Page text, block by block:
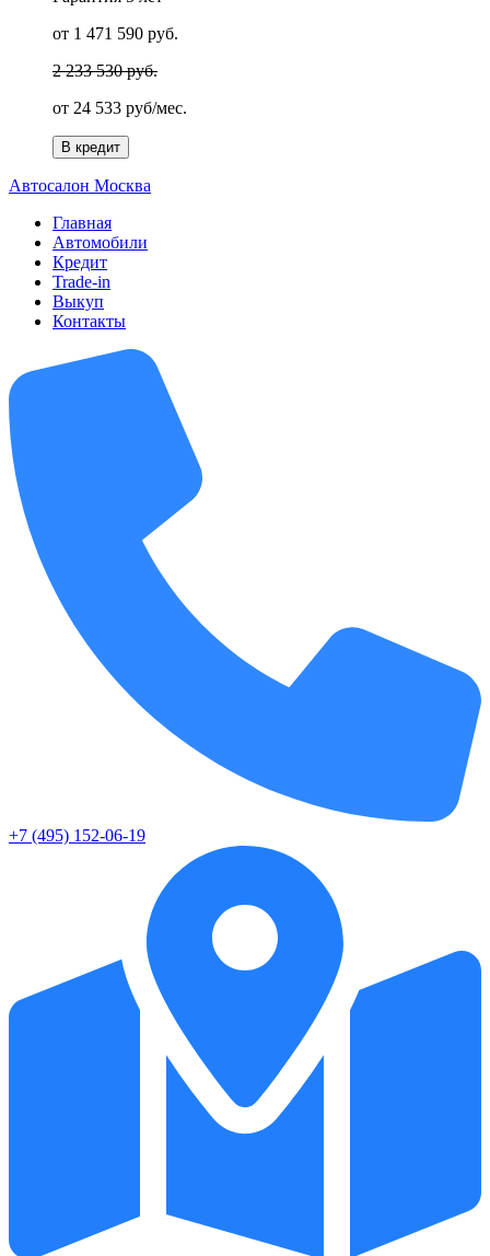
от 1 471 590 руб.
2 233 530 руб.
от 24 533 руб/мес.
В кредит
Автосалон Москва
Главная
Автомобили
Кредит
Trade-in
Выкуп
Контакты
+7 (495) 152-06-19